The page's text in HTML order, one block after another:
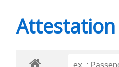
Attestation